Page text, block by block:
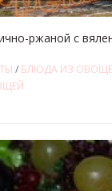
ржаной с
/ БЛЮДА ИЗ